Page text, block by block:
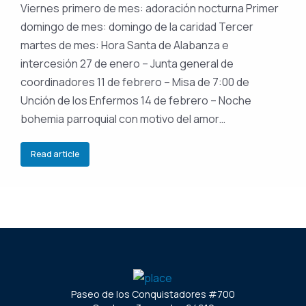
Viernes primero de mes: adoración nocturna Primer
domingo de mes: domingo de la caridad Tercer
martes de mes: Hora Santa de Alabanza e
intercesión 27 de enero – Junta general de
coordinadores 11 de febrero – Misa de 7:00 de
Unción de los Enfermos 14 de febrero – Noche
bohemia parroquial con motivo del amor…
Read article
Paseo de los Conquistadores #700